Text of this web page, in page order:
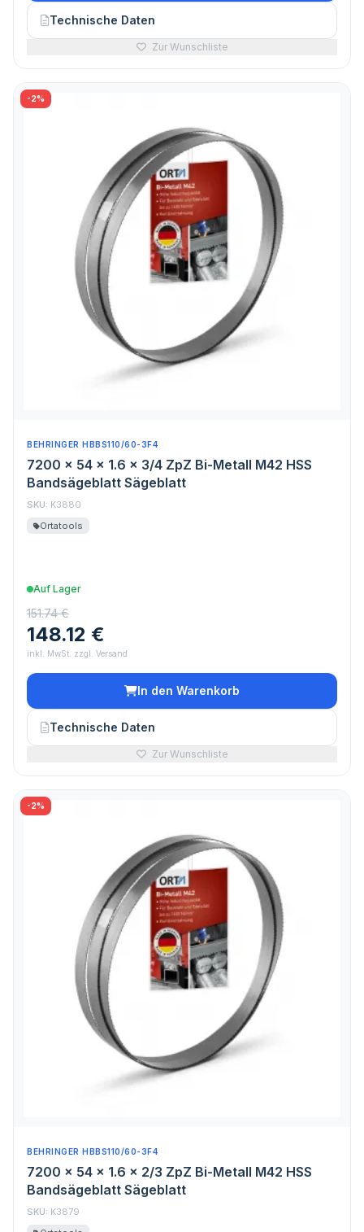
Technische Daten
Zur Wunschliste
-2%
BEHRINGER HBBS110/60-3F4
7200 x 54 x 1.6 x 3/4 ZpZ Bi-Metall M42 HSS
Bandsägeblatt Sägeblatt
SKU: K3880
Ortatools
Auf Lager
151.74 €
148.12 €
inkl. MwSt. zzgl. Versand
In den Warenkorb
Technische Daten
Zur Wunschliste
-2%
BEHRINGER HBBS110/60-3F4
7200 x 54 x 1.6 x 2/3 ZpZ Bi-Metall M42 HSS
Bandsägeblatt Sägeblatt
SKU: K3879